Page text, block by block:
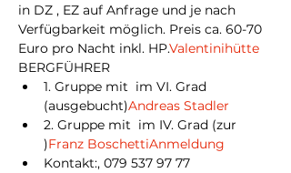
in DZ , EZ auf Anfrage und je nach
Verfügbarkeit möglich. Preis ca. 60-70
Euro pro Nacht inkl. HP.Valentinihütte
BERGFÜHRER
1. Gruppe mit im VI. Grad
(ausgebucht)Andreas Stadler
2. Gruppe mit im IV. Grad (zur
)Franz BoschettiAnmeldung
Kontakt:, 079 537 97 77